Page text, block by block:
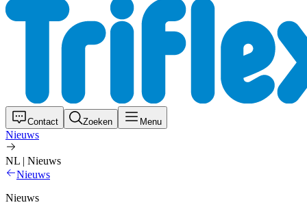
Contact Zoeken Menu
Nieuws
NL | Nieuws
Nieuws
Nieuws